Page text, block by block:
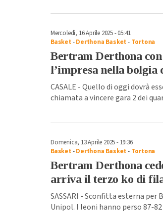
Mercoledì, 16 Aprile 2025 - 05:41
Basket -Derthona Basket - Tortona
Bertram Derthona
l’impresa nella bolgia
CASALE - Quello di oggi dovrà
chiamata a vincere gara 2 dei
Domenica, 13 Aprile 2025 - 19:36
Basket -Derthona Basket - Tortona
Bertram Derthona
arriva il terzo ko di
SASSARI - Sconfitta esterna
Unipol. I leoni hanno perso 87-